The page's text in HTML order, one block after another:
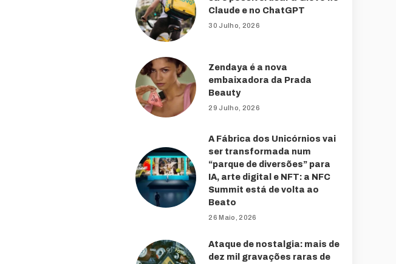
Claude e no ChatGPT
30 Julho, 2026
Zendaya é a nova
embaixadora da Prada
Beauty
29 Julho, 2026
A Fábrica dos Unicórnios vai
ser transformada num
“parque de diversões” para
IA, arte digital e NFT: a NFC
Summit está de volta ao
Beato
26 Maio, 2026
Ataque de nostalgia: mais de
dez mil gravações raras de